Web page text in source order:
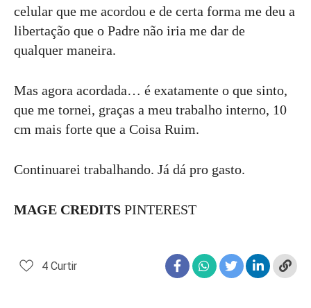
celular que me acordou e de certa forma me deu a
libertação que o Padre não iria me dar de
qualquer maneira.
Mas agora acordada… é exatamente o que sinto,
que me tornei, graças a meu trabalho interno, 10
cm mais forte que a Coisa Ruim.
Continuarei trabalhando. Já dá pro gasto.
MAGE CREDITS PINTEREST
4 Curtir